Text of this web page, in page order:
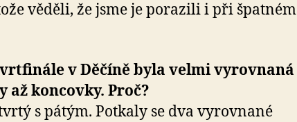
věděli, že jsme je porazili i při špatném
v Děčíně byla velmi vyrovnaná
až koncovky. Proč?
s pátým. Potkaly se dva vyrovnané